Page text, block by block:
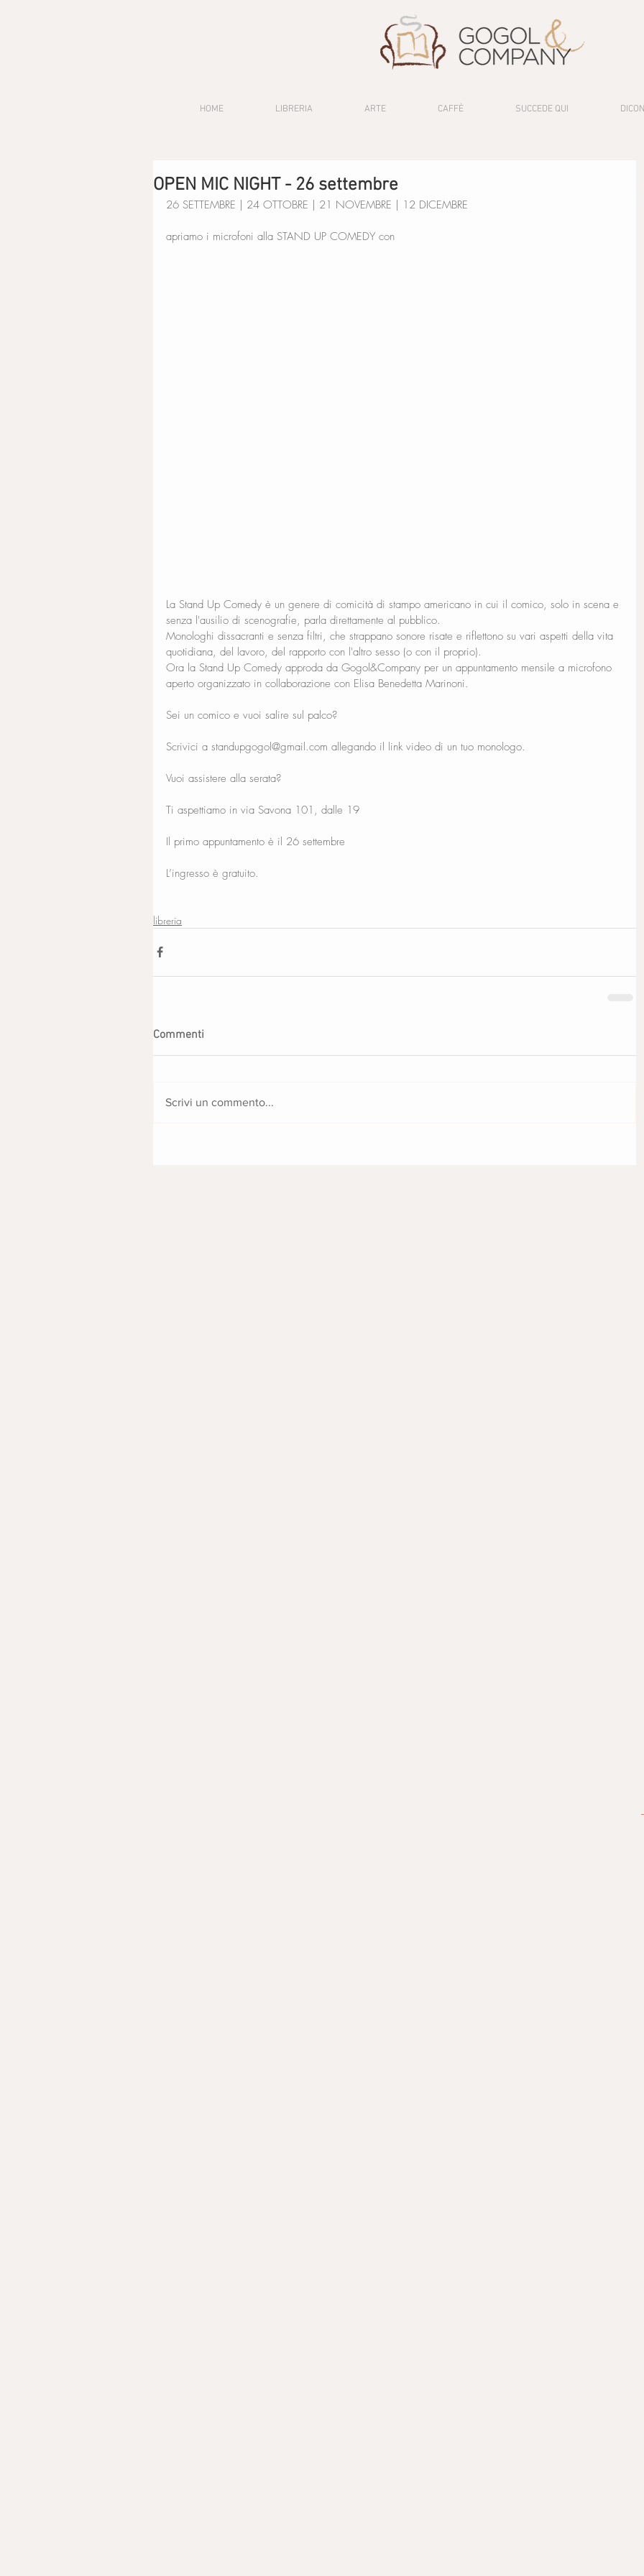
HOME LIBRERIA ARTE CAFFÈ SUCCEDE QUI
OPEN MIC NIGHT - 26 settembre
26 SETTEMBRE | 24 OTTOBRE | 21 NOVEMBRE | 12 DICEMBRE
apriamo i microfoni alla STAND UP COMEDY con
La Stand Up Comedy è un genere di comicità di stampo americano in cui il comico, solo in scena e
senza l'ausilio di scenografie, parla direttamente al pubblico.
Monologhi dissacranti e senza filtri, che strappano sonore risate e riflettono su vari aspetti della vita
quotidiana, del lavoro, del rapporto con l'altro sesso (o con il proprio).
Ora la Stand Up Comedy approda da Gogol&Company per un appuntamento mensile a microfono
aperto organizzato in collaborazione con Elisa Benedetta Marinoni.
Sei un comico e vuoi salire sul palco?
Scrivici a standupgogol@gmail.com allegando il link video di un tuo monologo.
Vuoi assistere alla serata?
Ti aspettiamo in via Savona 101, dalle 19
Il primo appuntamento è il 26 settembre
L’ingresso è gratuito.
libreria
Commenti
Scrivi un commento...